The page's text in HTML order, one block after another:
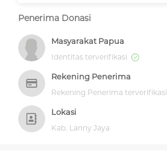
Penerima Donasi
Masyarakat Papua
Identitas terverifikasi
Rekening Penerima
Rekening Penerima terverifikasi
Lokasi
Kab. Lanny Jaya